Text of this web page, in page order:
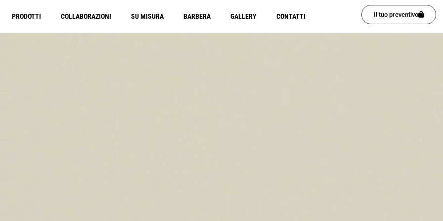
PRODOTTI COLLABORAZIONI SU MISURA BARBERA GALLERY CONTATTI Il tuo preventivo